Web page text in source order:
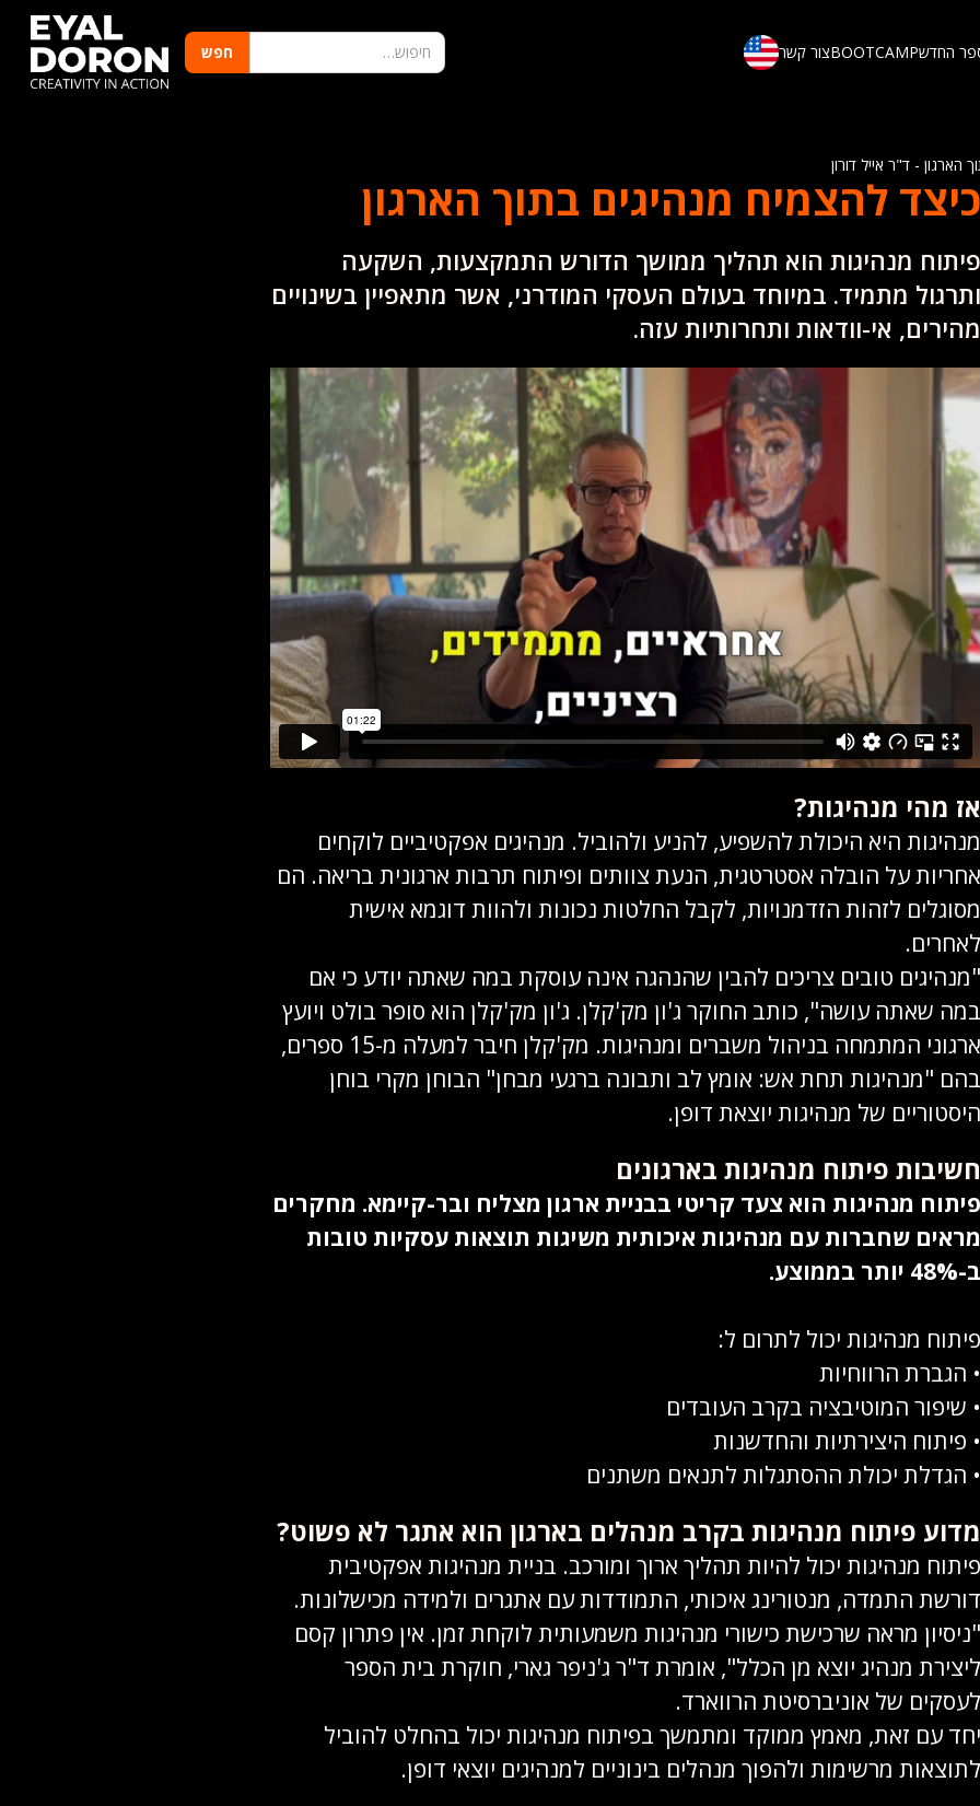
החדשBOOTCAMPצור קשר
הארגון - ד"ר אייל דורון
כיצד להצמיח מנהיגים בתוך הארגון
פיתוח מנהיגות הוא תהליך ממושך הדורש התמקצעות, השקעה
ותרגול מתמיד. במיוחד בעולם העסקי המודרני, אשר מתאפיין בשינויים
מהירים, אי-וודאות ותחרותיות עזה.
אז מהי מנהיגות?
מנהיגות היא היכולת להשפיע, להניע ולהוביל. מנהיגים אפקטיביים לוקחים
אחריות על הובלה אסטרטגית, הנעת צוותים ופיתוח תרבות ארגונית בריאה. הם
מסוגלים לזהות הזדמנויות, לקבל החלטות נכונות ולהוות דוגמא אישית
לאחרים.
"מנהיגים טובים צריכים להבין שהנהגה אינה עוסקת במה שאתה יודע כי אם
במה שאתה עושה", כותב החוקר ג'ון מק'קלן. ג'ון מק'קלן הוא סופר בולט ויועץ
ארגוני המתמחה בניהול משברים ומנהיגות. מק'קלן חיבר למעלה מ-15 ספרים,
בהם "מנהיגות תחת אש: אומץ לב ותבונה ברגעי מבחן" הבוחן מקרי בוחן
היסטוריים של מנהיגות יוצאת דופן.
חשיבות פיתוח מנהיגות בארגונים
פיתוח מנהיגות הוא צעד קריטי בבניית ארגון מצליח ובר-קיימא. מחקרים
מראים שחברות עם מנהיגות איכותית משיגות תוצאות עסקיות טובות
ב-48% יותר בממוצע.
פיתוח מנהיגות יכול לתרום ל:
• הגברת הרווחיות
• שיפור המוטיבציה בקרב העובדים
• פיתוח היצירתיות והחדשנות
• הגדלת יכולת ההסתגלות לתנאים משתנים
מדוע פיתוח מנהיגות בקרב מנהלים בארגון הוא אתגר לא פשוט?
פיתוח מנהיגות יכול להיות תהליך ארוך ומורכב. בניית מנהיגות אפקטיבית
דורשת התמדה, מנטורינג איכותי, התמודדות עם אתגרים ולמידה מכישלונות.
"ניסיון מראה שרכישת כישורי מנהיגות משמעותית לוקחת זמן. אין פתרון קסם
ליצירת מנהיג יוצא מן הכלל", אומרת ד"ר ג'ניפר גארי, חוקרת בית הספר
לעסקים של אוניברסיטת הרווארד.
יחד עם זאת, מאמץ ממוקד ומתמשך בפיתוח מנהיגות יכול בהחלט להוביל
לתוצאות מרשימות ולהפוך מנהלים בינוניים למנהיגים יוצאי דופן.